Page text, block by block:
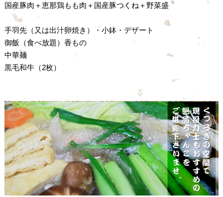
国産豚肉＋恵那鶏もも肉＋国産豚つくね＋野菜盛
手羽先（又は出汁卵焼き）・小鉢・デザート
御飯（食べ放題）香もの
中華麺
黒毛和牛（2枚）